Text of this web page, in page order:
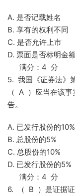
A. 是否记载姓名
B. 享有的权利不同
C. 是否允许上市
D. 票面是否标明金额
满分：4 分
5. 我国《证券法》
（ A ）应当在该
告。
A. 已发行股份的10%
B. 总股份的5%
C. 总股份的10%
D. 已发行股份的5%
满分：4 分
6. （ B ）是证据证